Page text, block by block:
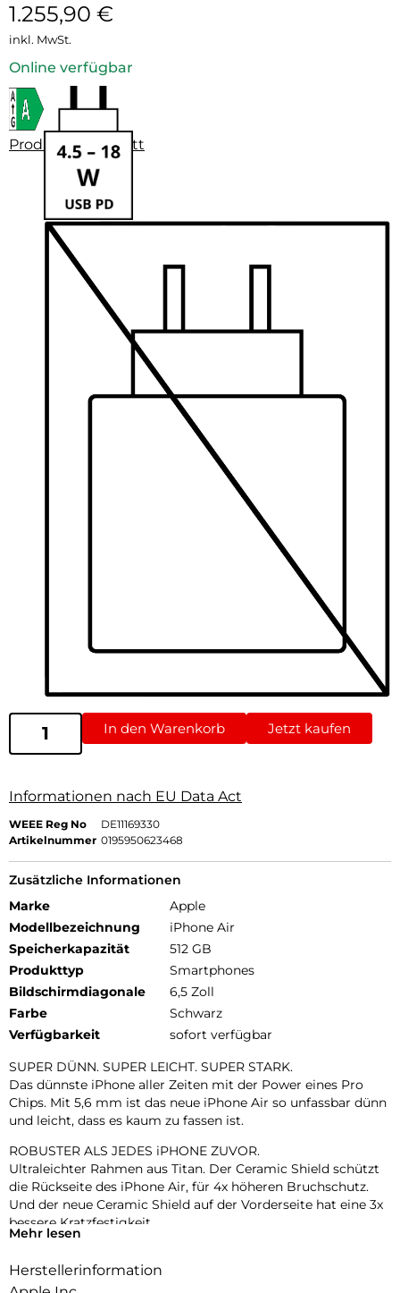
1.255,90 €
inkl. MwSt.
Online verfügbar
Produktdatenblatt
In den Warenkorb Jetzt kaufen
Informationen nach EU Data Act
WEEE Reg No
DE11169330
Artikelnummer 0195950623468
Zusätzliche Informationen
Marke
Apple
Modellbezeichnung
iPhone Air
Speicherkapazität
512 GB
Produkttyp
Smartphones
Bildschirmdiagonale
6,5 Zoll
Farbe
Schwarz
Verfügbarkeit
sofort verfügbar
SUPER DÜNN. SUPER LEICHT. SUPER STARK.
Das dünnste iPhone aller Zeiten mit der Power eines Pro
Chips. Mit 5,6 mm ist das neue iPhone Air so unfassbar dünn
und leicht, dass es kaum zu fassen ist.
ROBUSTER ALS JEDES iPHONE ZUVOR.
Ultraleichter Rahmen aus Titan. Der Ceramic Shield schützt
die Rückseite des iPhone Air, für 4x höheren Bruchschutz.
Und der neue Ceramic Shield auf der Vorderseite hat eine 3x
bessere Kratzfestigkeit.
48 MP Fusion Kamera-System mit 2x Zoom in optischer
Qualität. Mach einfach perfekte Aufnahmen – direkt von dort,
Mehr lesen
Herstellerinformation